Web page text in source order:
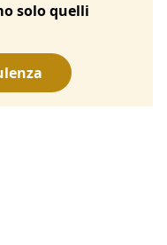
solo quelli